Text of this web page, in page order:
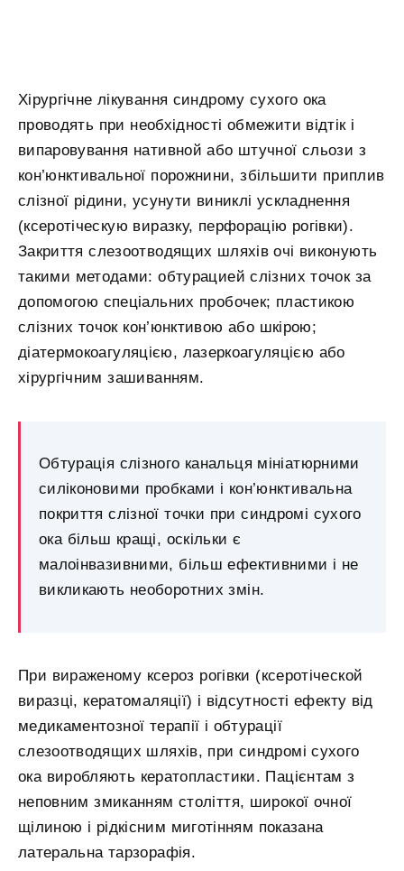
Хірургічне лікування синдрому сухого ока
проводять при необхідності обмежити відтік і
випаровування нативной або штучної сльози з
кон’юнктивальної порожнини, збільшити приплив
слізної рідини, усунути виниклі ускладнення
(ксеротіческую виразку, перфорацію рогівки).
Закриття слезоотводящих шляхів очі виконують
такими методами: обтурацией слізних точок за
допомогою спеціальних пробочек; пластикою
слізних точок кон’юнктивою або шкірою;
діатермокоагуляцією, лазеркоагуляцією або
хірургічним зашиванням.
Обтурація слізного канальця мініатюрними
силіконовими пробками і кон’юнктивальна
покриття слізної точки при синдромі сухого
ока більш кращі, оскільки є
малоінвазивними, більш ефективними і не
викликають необоротних змін.
При вираженому ксероз рогівки (ксеротіческой
виразці, кератомаляції) і відсутності ефекту від
медикаментозної терапії і обтурації
слезоотводящих шляхів, при синдромі сухого
ока виробляють кератопластики. Пацієнтам з
неповним змиканням століття, широкої очної
щілиною і рідкісним миготінням показана
латеральна тарзорафія.